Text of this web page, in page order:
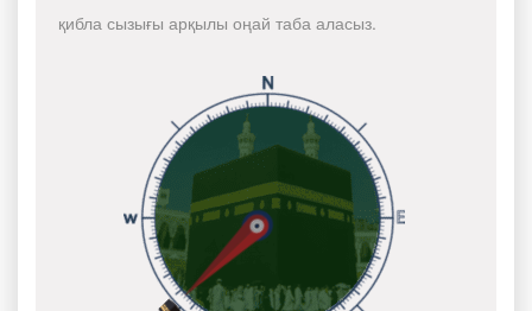
қибла сызығы арқылы оңай таба аласыз.